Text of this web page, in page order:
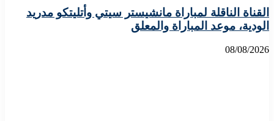
القناة الناقلة لمباراة مانشيستر سيتي وأتليتكو مدريد
الودية، موعد المباراة والمعلق
08/08/2026